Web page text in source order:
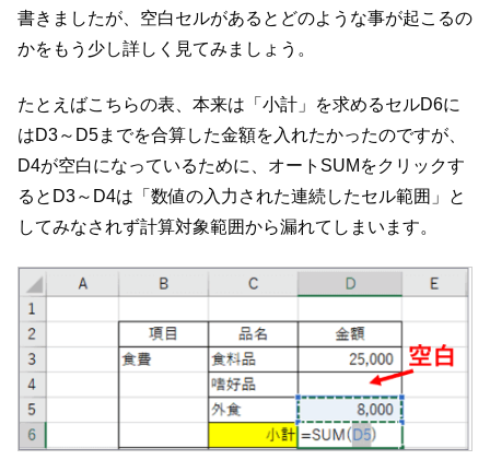
書きましたが、空白セルがあるとどのような事が起こるの
かをもう少し詳しく見てみましょう。
たとえばこちらの表、本来は「小計」を求めるセルD6に
はD3～D5までを合算した金額を入れたかったのですが、
D4が空白になっているために、オートSUMをクリックす
るとD3～D4は「数値の入力された連続したセル範囲」と
してみなされず計算対象範囲から漏れてしまいます。